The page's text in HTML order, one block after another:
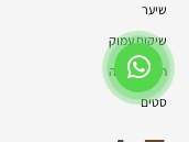
שיער
שיקום עמוק
תוספי תזונה
סטים